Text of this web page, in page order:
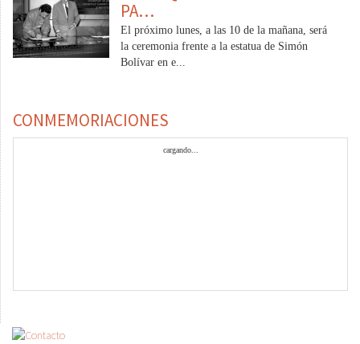
PA…
El próximo lunes, a las 10 de la mañana, será
la ceremonia frente a la estatua de Simón
Bolívar en e...
CONMEMORIACIONES
cargando...